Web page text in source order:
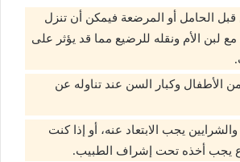
الحامل أو المرضعة فيمكن أن تنزل
مع لبن الأم ونقله للرضيع مما قد يؤثر على
من الأطفال وكبار السن عند تناوله عن
يجب الابتعاد عنه، أو إذا كنت
يجب أخذه تحت إشراف الطبيب.